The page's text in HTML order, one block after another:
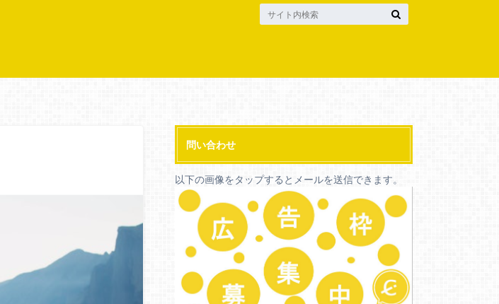
問い合わせ
以下の画像をタップするとメールを送信できます。